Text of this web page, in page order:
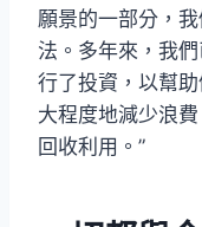
願景的一部分，
法。多年來，我
行了投資，以幫
大程度地減少浪
回收利用。”